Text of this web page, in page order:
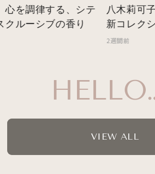
を調律する、シテ
ルーシブの香り
八木莉可
新コレクシ
2週間前
VIEW ALL